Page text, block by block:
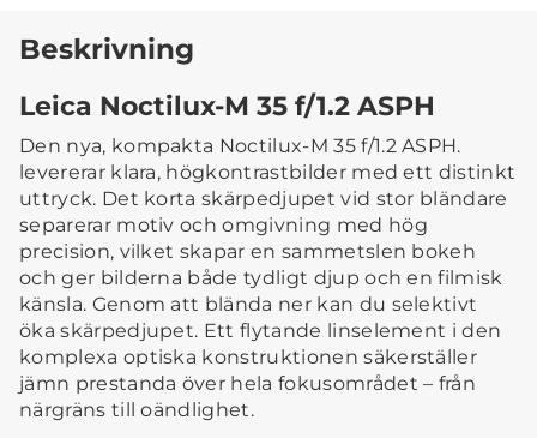
Beskrivning
Leica Noctilux-M 35 f/1.2 ASPH
Den nya, kompakta Noctilux-M 35 f/1.2 ASPH.
levererar klara, högkontrastbilder med ett distinkt
uttryck. Det korta skärpedjupet vid stor bländare
separerar motiv och omgivning med hög
precision, vilket skapar en sammetslen bokeh
och ger bilderna både tydligt djup och en filmisk
känsla. Genom att blända ner kan du selektivt
öka skärpedjupet. Ett flytande linselement i den
komplexa optiska konstruktionen säkerställer
jämn prestanda över hela fokusområdet – från
närgräns till oändlighet.